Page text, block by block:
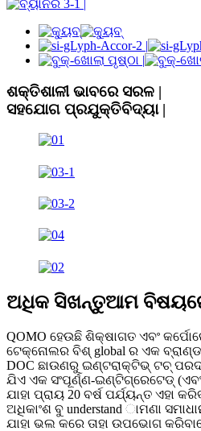
ଶକ୍ତିଶାଳୀ ଭାବରେ ସରଳ |
ସହଯୋଗ ପ୍ରଯୁକ୍ତିବିଦ୍ୟା |
ଅଧିକ ସିଖନ୍ତୁଆମ
QOMO ହେଉଛି ଶିକ୍ଷାଗତ ଏବଂ
ଟେକ୍ନୋଲର ବିଶ୍ global ର ଏକ ବ୍ରାଣ୍ଡ
DOC ଛାଉଣରୁ ଇଣ୍ଟରାକ୍ଟିଭ୍ ଟଚ୍
ଯିଏ ଏକ ସଂପୂର୍ଣ୍ଣ-ଇଣ୍ଟିଗ୍ରେଟେଡ୍
ଯାହା ପ୍ରାୟ 20 ବର୍ଷ ପର୍ଯ୍ୟନ୍ତ ଏହା
ଅଧିକାଂଶ ବୁ understand ାମଣା
ଯାହା ଭଲ କରେ ତାହା ଉପଭୋଗ